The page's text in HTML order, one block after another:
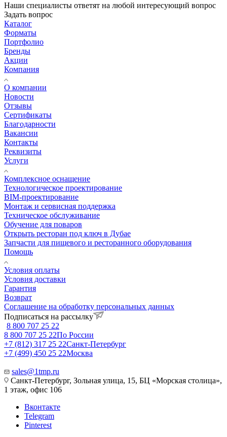
Наши специалисты ответят на любой интересующий вопрос
Задать вопрос
Каталог
Форматы
Портфолио
Бренды
Акции
Компания
О компании
Новости
Отзывы
Сертификаты
Благодарности
Вакансии
Контакты
Реквизиты
Услуги
Комплексное оснащение
Технологическое проектирование
BIM-проектирование
Монтаж и сервисная поддержка
Техническое обслуживание
Обучение для поваров
Открыть ресторан под ключ в Дубае
Запчасти для пищевого и ресторанного оборудования
Помощь
Условия оплаты
Условия доставки
Гарантия
Возврат
Соглашение на обработку персональных данных
Подписаться на рассылку
8 800 707 25 22
8 800 707 25 22По России
+7 (812) 317 25 22Санкт-Петербург
+7 (499) 450 25 22Москва
sales@1tmp.ru
Санкт-Петербург, Зольная улица, 15, БЦ «Морская столица»,
1 этаж, офис 106
Вконтакте
Telegram
Pinterest